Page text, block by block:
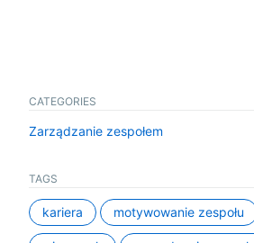
CATEGORIES
Zarządzanie zespołem
TAGS
kariera motywowanie zespołu